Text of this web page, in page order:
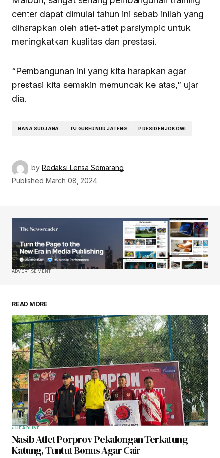
center dapat dimulai tahun ini sebab inilah yang
diharapkan oleh atlet-atlet paralympic untuk
meningkatkan kualitas dan prestasi.
“Pembangunan ini yang kita harapkan agar
prestasi kita semakin memuncak ke atas,” ujar
dia.
NANA SUDJANA PJ GUBERNUR JATENG PRESIDEN JOKOWI
by Redaksi Lensa Semarang
Published March 08, 2024
ADVERTISEMENT
READ MORE
HEADLINE
Nasib Atlet Porprov Pekalongan Terkatung-
Katung, Tuntut Bonus Agar Cair